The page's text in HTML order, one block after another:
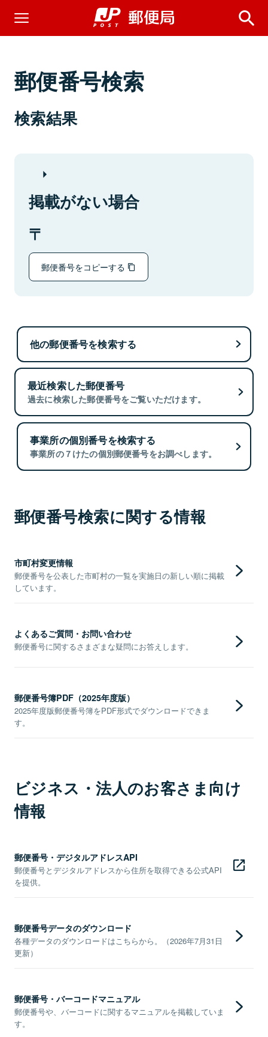
郵便番号検索
検索結果
掲載がない場合
郵便番号をコピーする
他の郵便番号を検索する
最近検索した郵便番号
過去に検索した郵便番号をご覧いただけます。
事業所の個別番号を検索する
事業所の７けたの個別郵便番号をお調べします。
郵便番号検索に関する情報
市町村変更情報
郵便番号を公表した市町村の一覧を実施日の新しい順に掲載
しています。
よくあるご質問・お問い合わせ
郵便番号に関するさまざまな疑問にお答えします。
郵便番号簿PDF（2025年度版）
2025年度版郵便番号簿をPDF形式でダウンロードできま
す。
ビジネス・法人のお客さま向け
情報
郵便番号・デジタルアドレスAPI
郵便番号とデジタルアドレスから住所を取得できる公式API
を提供。
郵便番号データのダウンロード
各種データのダウンロードはこちらから。（2026年7月31日
更新）
郵便番号・バーコードマニュアル
郵便番号や、バーコードに関するマニュアルを掲載していま
す。